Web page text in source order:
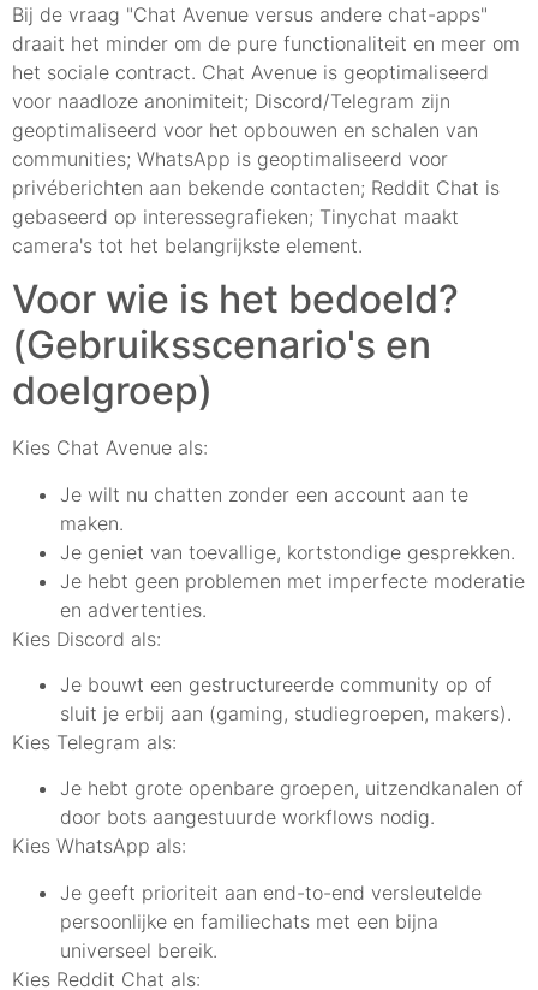
Bij de vraag "Chat Avenue versus andere chat-apps"
draait het minder om de pure functionaliteit en meer om
het sociale contract. Chat Avenue is geoptimaliseerd
voor naadloze anonimiteit; Discord/Telegram zijn
geoptimaliseerd voor het opbouwen en schalen van
communities; WhatsApp is geoptimaliseerd voor
privéberichten aan bekende contacten; Reddit Chat is
gebaseerd op interessegrafieken; Tinychat maakt
camera's tot het belangrijkste element.
Voor wie is het bedoeld?
(Gebruiksscenario's en
doelgroep)
Kies Chat Avenue als:
Je wilt nu chatten zonder een account aan te
maken.
Je geniet van toevallige, kortstondige gesprekken.
Je hebt geen problemen met imperfecte moderatie
en advertenties.
Kies Discord als:
Je bouwt een gestructureerde community op of
sluit je erbij aan (gaming, studiegroepen, makers).
Kies Telegram als:
Je hebt grote openbare groepen, uitzendkanalen of
door bots aangestuurde workflows nodig.
Kies WhatsApp als:
Je geeft prioriteit aan end-to-end versleutelde
persoonlijke en familiechats met een bijna
universeel bereik.
Kies Reddit Chat als: